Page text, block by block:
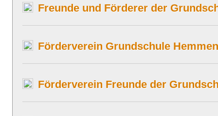
Freunde und Förderer der
Förderverein Grundschule
Förderverein Freunde der